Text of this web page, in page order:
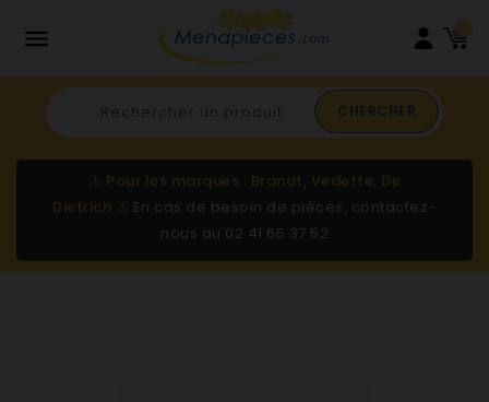
 0
CHERCHER
⚠️ Pour les marques : Brandt, Vedette, De
Dietrich ⚠️ En cas de besoin de pièces, contactez-
nous au 02 41 65 37 52